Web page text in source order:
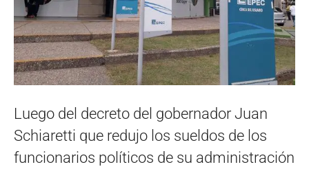
Luego del decreto del gobernador Juan
Schiaretti que redujo los sueldos de los
funcionarios políticos de su administración